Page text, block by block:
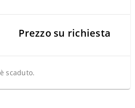
Prezzo su richiesta
scaduto.